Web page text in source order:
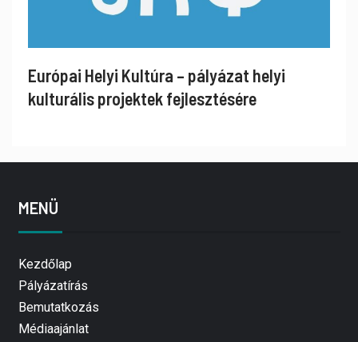
Európai Helyi Kultúra – pályázat helyi
kulturális projektek fejlesztésére
MENÜ
Kezdőlap
Pályázatírás
Bemutatkozás
Médiaajánlat